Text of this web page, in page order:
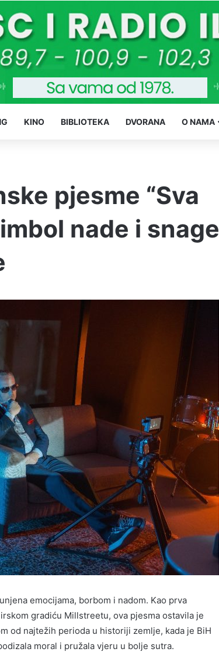
KINO BIBLIOTEKA DVORANA O NAMA
pjesme “Sva
nade i snage
emocijama, borbom i nadom. Kao prva
gradiću Millstreetu, ova pjesma ostavila je
od najtežih perioda u historiji zemlje, kada je BiH
moral i pružala vjeru u bolje sutra.